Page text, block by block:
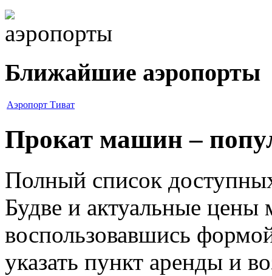
Ближайшие аэропорты
Аэропорт Тиват
Прокат машин –
Полный список
Будве и актуальные цены
воспользовавшись
указать пункт аренды и